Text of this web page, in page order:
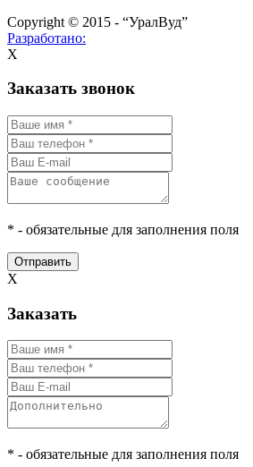
Copyright © 2015 - “УралВуд”
Разработано:
X
Заказать звонок
* - обязательные для заполнения поля
Отправить
X
Заказать
* - обязательные для заполнения поля